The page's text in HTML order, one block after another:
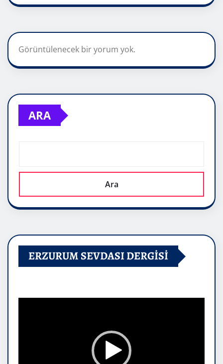
Görüntülenecek bir yorum yok.
ARA
Ara
ERZURUM SEVDASI DERGİSİ